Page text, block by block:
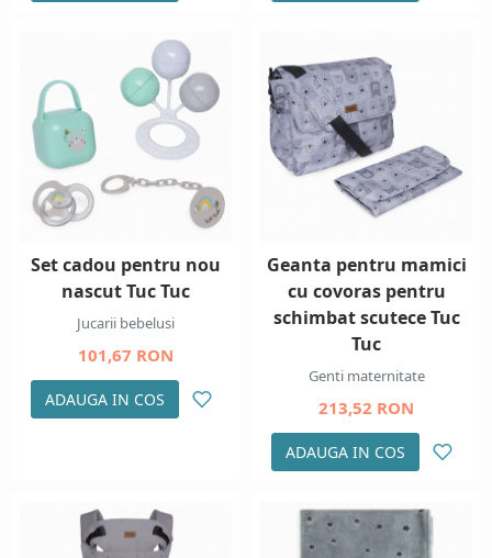
Set cadou pentru nou
nascut Tuc Tuc
Jucarii bebelusi
101,67 RON
ADAUGA IN COS
Geanta pentru mamici
cu covoras pentru
schimbat scutece Tuc
Tuc
Genti maternitate
213,52 RON
ADAUGA IN COS